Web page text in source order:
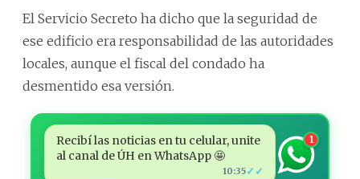
El Servicio Secreto ha dicho que la seguridad de
ese edificio era responsabilidad de las autoridades
locales, aunque el fiscal del condado ha
desmentido esa versión.
Recibí las noticias en tu celular, unite
al canal de ÚH en WhatsApp 🤩
10:35✓✓
1